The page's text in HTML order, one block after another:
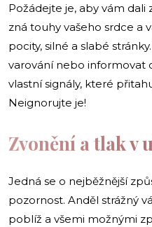
Požádejte je, aby vám dali
zná touhy vašeho srdce a
pocity, silné a slabé
varování nebo informovat
vlastní signály, které
Neignorujte je!
Zvonění a tlak v
Jedná se o nejběžnější
pozornost. Anděl strážný
poblíž a všemi možnými